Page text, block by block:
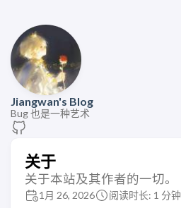
Jiangwan's Blog
Bug 也是一种艺术
关于
关于本站及其作者的一切。
1月 26, 2026 阅读时长: 1 分钟